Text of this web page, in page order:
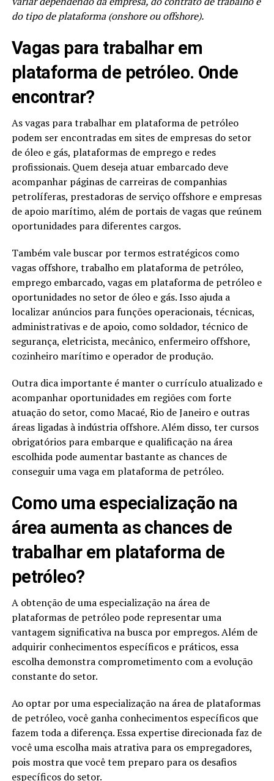
do tipo de plataforma (onshore ou offshore).
Vagas para trabalhar em
plataforma de petróleo​. Onde
encontrar?
As vagas para trabalhar em plataforma de petróleo
podem ser encontradas em sites de empresas do setor
de óleo e gás, plataformas de emprego e redes
profissionais. Quem deseja atuar embarcado deve
acompanhar páginas de carreiras de companhias
petrolíferas, prestadoras de serviço offshore e empresas
de apoio marítimo, além de portais de vagas que reúnem
oportunidades para diferentes cargos.
Também vale buscar por termos estratégicos como
vagas offshore, trabalho em plataforma de petróleo,
emprego embarcado, vagas em plataforma de petróleo e
oportunidades no setor de óleo e gás. Isso ajuda a
localizar anúncios para funções operacionais, técnicas,
administrativas e de apoio, como soldador, técnico de
segurança, eletricista, mecânico, enfermeiro offshore,
cozinheiro marítimo e operador de produção.
Outra dica importante é manter o currículo atualizado e
acompanhar oportunidades em regiões com forte
atuação do setor, como Macaé, Rio de Janeiro e outras
áreas ligadas à indústria offshore. Além disso, ter cursos
obrigatórios para embarque e qualificação na área
escolhida pode aumentar bastante as chances de
conseguir uma vaga em plataforma de petróleo.
Como uma especialização na
área aumenta as chances de
trabalhar em plataforma de
petróleo?
A obtenção de uma especialização na área de
plataformas de petróleo pode representar uma
vantagem significativa na busca por empregos. Além de
adquirir conhecimentos específicos e práticos, essa
escolha demonstra comprometimento com a evolução
constante do setor.
Ao optar por uma especialização na área de plataformas
de petróleo, você ganha conhecimentos específicos que
fazem toda a diferença. Essa expertise direcionada faz de
você uma escolha mais atrativa para os empregadores,
pois mostra que você tem preparo para os desafios
específicos do setor.